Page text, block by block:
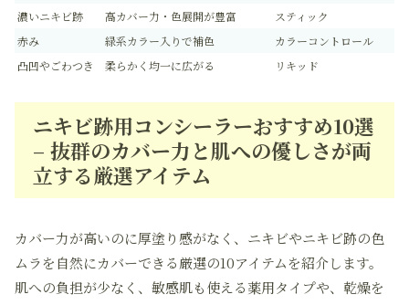
濃いニキビ跡
高カバー力・色展開が豊富
スティック
赤み
緑系カラー入りで補色
カラーコントロール
凸凹やごわつき
柔らかく均一に広がる リキッド
ニキビ跡用コンシーラーおすすめ10選
– 抜群のカバー力と肌への優しさが両
立する厳選アイテム
カバー力が高いのに厚塗り感がなく、ニキビやニキビ跡の色
ムラを自然にカバーできる厳選の10アイテムを紹介します。
肌への負担が少なく、敏感肌も使える薬用タイプや、乾燥を